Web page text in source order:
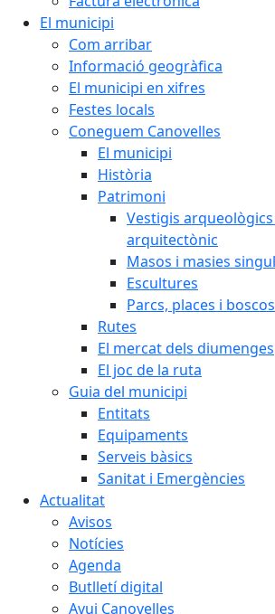
El municipi
Com arribar
Informació geogràfica
El municipi en xifres
Festes locals
Coneguem Canovelles
El municipi
Història
Patrimoni
Vestigis
arquitectònic
Masos i masies
Escultures
Parcs, places i boscos
Rutes
El mercat dels diumenges
El joc de la ruta
Guia del municipi
Entitats
Equipaments
Serveis bàsics
Sanitat i Emergències
Actualitat
Avisos
Notícies
Agenda
Butlletí digital
Avui Canovelles